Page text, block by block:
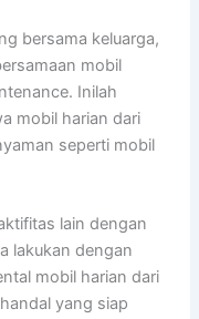
bersama keluarga,
mobil
Inilah
mobil harian dari
seperti mobil
lain dengan
lakukan dengan
mobil harian dari
yang siap